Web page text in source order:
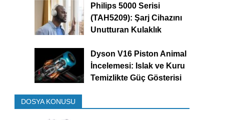
Philips 5000 Serisi
(TAH5209): Şarj Cihazını
Unutturan Kulaklık
Dyson V16 Piston Animal
İncelemesi: Islak ve Kuru
Temizlikte Güç Gösterisi
DOSYA KONUSU